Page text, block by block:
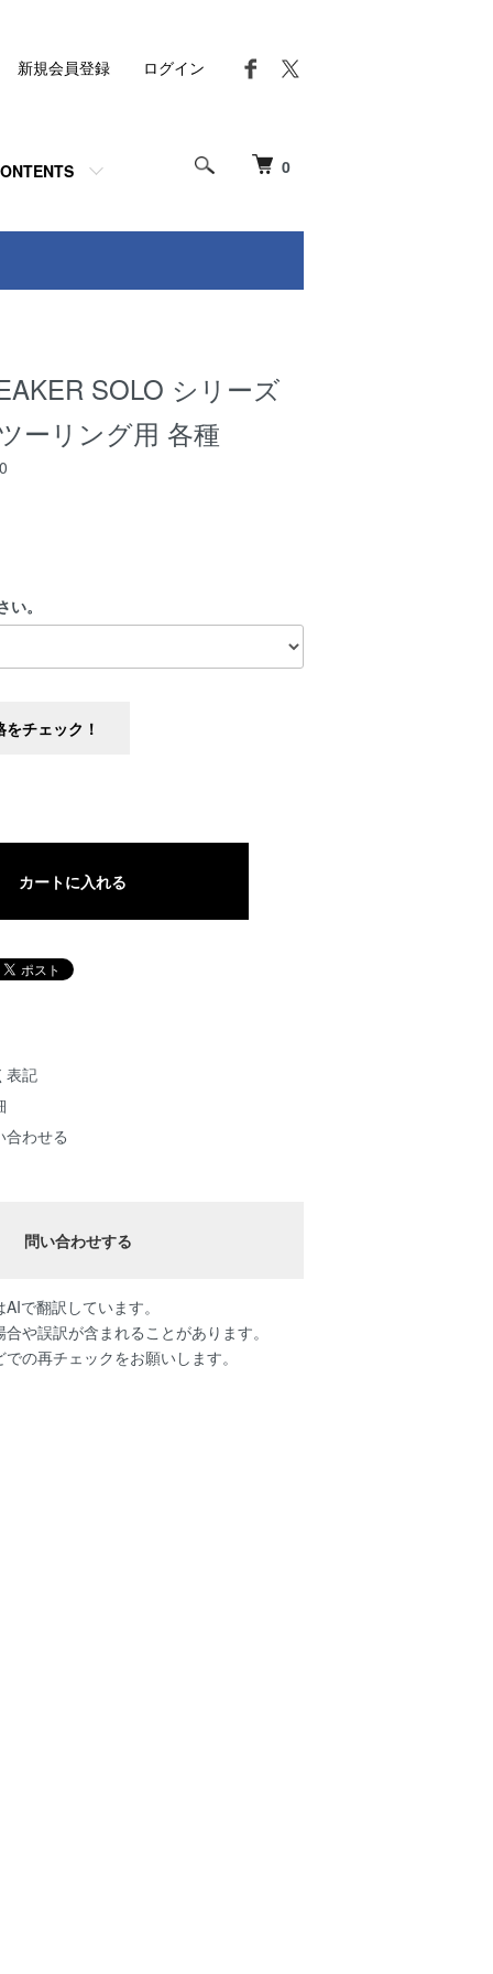
0
新規会員登録 ログイン
SOLO シリーズ
ーリング用 各種
。
チェック！
カートに入れる
表記
合わせる
問い合わせする
で翻訳しています。
や誤訳が含まれることがあります。
の再チェックをお願いします。